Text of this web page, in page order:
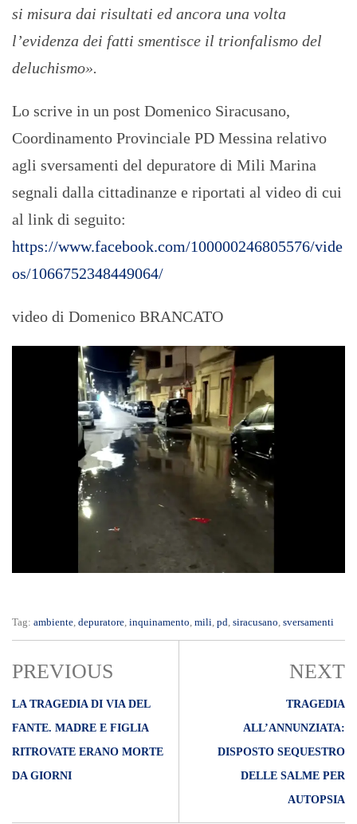
si misura dai risultati ed ancora una volta
l’evidenza dei fatti smentisce il trionfalismo del
deluchismo».
Lo scrive in un post Domenico Siracusano,
Coordinamento Provinciale PD Messina relativo
agli sversamenti del depuratore di Mili Marina
segnali dalla cittadinanze e riportati al video di cui
al link di seguito:
https://www.facebook.com/100000246805576/vide
os/1066752348449064/
video di Domenico BRANCATO
Tag: ambiente depuratore inquinamento mili pd siracusano sversamenti
PREVIOUS
LA TRAGEDIA DI VIA DEL
FANTE. MADRE E FIGLIA
RITROVATE ERANO MORTE
DA GIORNI
NEXT
TRAGEDIA
ALL’ANNUNZIATA:
DISPOSTO SEQUESTRO
DELLE SALME PER
AUTOPSIA